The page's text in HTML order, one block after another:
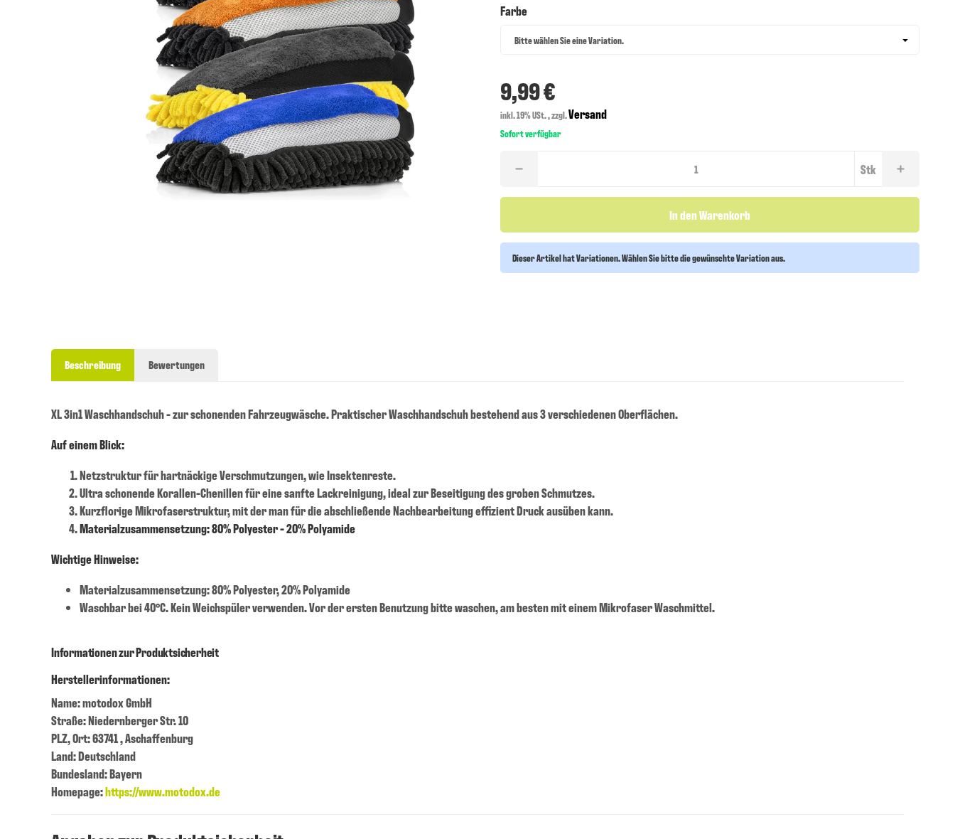
Farbe
Bitte wählen Sie eine Variation.
9,99 €
inkl. 19% USt. , zzgl.Versand
Sofort verfügbar
Stk
In den Warenkorb
Dieser Artikel hat Variationen. Wählen Sie bitte die gewünschte Variation aus.
Beschreibung Bewertungen
XL 3in1 Waschhandschuh - zur schonenden Fahrzeugwäsche. Praktischer Waschhandschuh bestehend aus 3 verschiedenen Oberflächen.
Auf einem Blick:
Netzstruktur für hartnäckige Verschmutzungen, wie Insektenreste.
Ultra schonende Korallen-Chenillen für eine sanfte Lackreinigung, ideal zur Beseitigung des groben Schmutzes.
Kurzflorige Mikrofaserstruktur, mit der man für die abschließende Nachbearbeitung effizient Druck ausüben kann.
Materialzusammensetzung: 80% Polyester - 20% Polyamide
Wichtige Hinweise:
Materialzusammensetzung: 80% Polyester, 20% Polyamide
Waschbar bei 40°C. Kein Weichspüler verwenden. Vor der ersten Benutzung bitte waschen, am besten mit einem Mikrofaser Waschmittel.
Informationen zur Produktsicherheit
Herstellerinformationen:
Name: motodox GmbH
Straße: Niedernberger Str. 10
PLZ, Ort: 63741 , Aschaffenburg
Land: Deutschland
Bundesland: Bayern
Homepage:https://www.motodox.de